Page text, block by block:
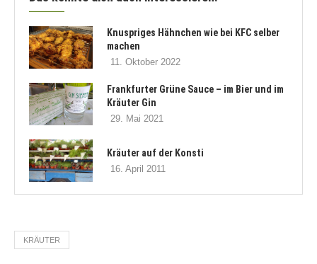
Knuspriges Hähnchen wie bei KFC selber
machen
11. Oktober 2022
Frankfurter Grüne Sauce – im Bier und im
Kräuter Gin
29. Mai 2021
Kräuter auf der Konsti
16. April 2011
KRÄUTER